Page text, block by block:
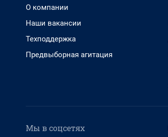
О компании
Наши вакансии
Техподдержка
Предвыборная агитация
Мы в соцсетях